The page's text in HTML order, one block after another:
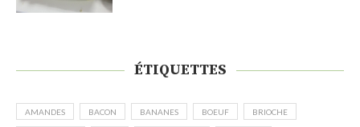
ÉTIQUETTES
AMANDES BACON BANANES BOEUF BRIOCHE